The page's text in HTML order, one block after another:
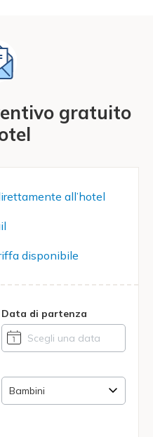
gratuito
all’hotel
disponibile
Data di partenza